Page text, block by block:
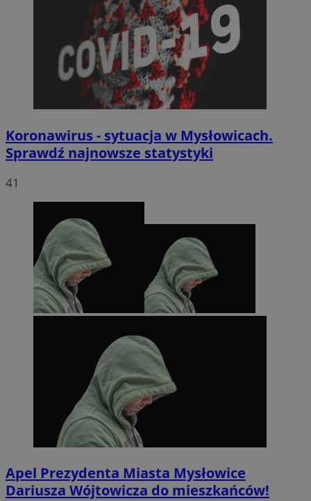
Koronawirus - sytuacja w Mysłowicach.
Sprawdź najnowsze statystyki
41
Apel Prezydenta Miasta Mysłowice
Dariusza Wójtowicza do mieszkańców!